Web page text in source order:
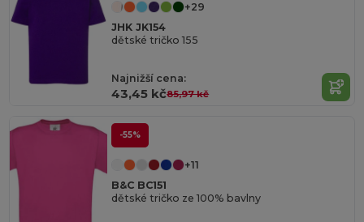
+29
JHK JK154
dětské tričko 155
Najnižší cena:
43,45 kč85,97 kč
-55%
+11
B&C BC151
dětské tričko ze 100% bavlny